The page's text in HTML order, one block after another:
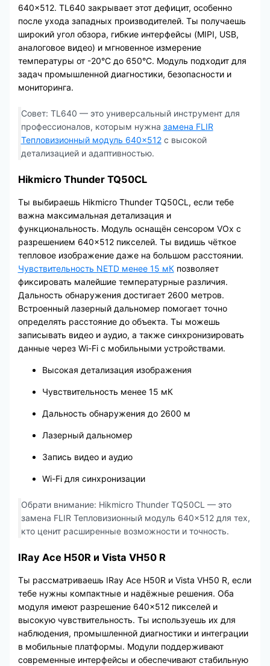
640×512. TL640 закрывает этот дефицит, особенно
после ухода западных производителей. Ты получаешь
широкий угол обзора, гибкие интерфейсы (MIPI, USB,
аналоговое видео) и мгновенное измерение
температуры от -20°C до 650°C. Модуль подходит для
задач промышленной диагностики, безопасности и
мониторинга.
Совет: TL640 — это универсальный инструмент для
профессионалов, которым нужна замена FLIR
Тепловизионный модуль 640×512с высокой
детализацией и адаптивностью.
Hikmicro Thunder TQ50CL
Ты выбираешь Hikmicro Thunder TQ50CL, если тебе
важна максимальная детализация и
функциональность. Модуль оснащён сенсором VOx с
разрешением 640×512 пикселей. Ты видишь чёткое
тепловое изображение даже на большом расстоянии.
Чувствительность NETD менее 15 мК позволяет
фиксировать малейшие температурные различия.
Дальность обнаружения достигает 2600 метров.
Встроенный лазерный дальномер помогает точно
определять расстояние до объекта. Ты можешь
записывать видео и аудио, а также синхронизировать
данные через Wi-Fi с мобильными устройствами.
Высокая детализация изображения
Чувствительность менее 15 мК
Дальность обнаружения до 2600 м
Лазерный дальномер
Запись видео и аудио
Wi-Fi для синхронизации
Обрати внимание: Hikmicro Thunder TQ50CL — это
замена FLIR Тепловизионный модуль 640×512 для тех,
кто ценит расширенные возможности и точность.
IRay Ace H50R и Vista VH50 R
Ты рассматриваешь IRay Ace H50R и Vista VH50 R, если
тебе нужны компактные и надёжные решения. Оба
модуля имеют разрешение 640×512 пикселей и
высокую чувствительность. Ты используешь их для
наблюдения, промышленной диагностики и интеграции
в мобильные платформы. Модули поддерживают
современные интерфейсы и обеспечивают стабильную